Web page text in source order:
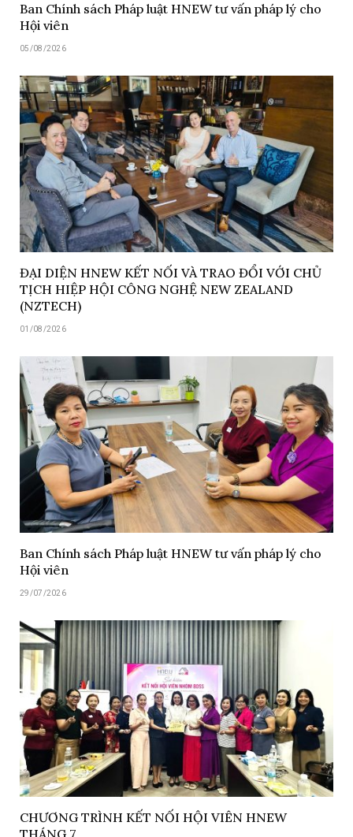
Ban Chính sách Pháp luật HNEW tư vấn pháp lý cho
Hội viên
05/08/2026
ĐẠI DIỆN HNEW KẾT NỐI VÀ TRAO ĐỔI VỚI CHỦ
TỊCH HIỆP HỘI CÔNG NGHỆ NEW ZEALAND
(NZTECH)
01/08/2026
Ban Chính sách Pháp luật HNEW tư vấn pháp lý cho
Hội viên
29/07/2026
CHƯƠNG TRÌNH KẾT NỐI HỘI VIÊN HNEW
THÁNG 7